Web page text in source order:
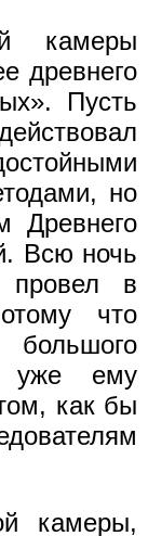
камеры
древнего
Пусть
но
Древнего
Всю ночь
провел в
что
уже ему
как бы
камеры,